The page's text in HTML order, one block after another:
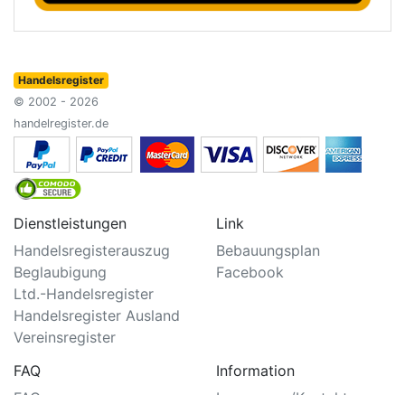
Handelsregister
© 2002 - 2026
handelregister.de
Dienstleistungen
Handelsregisterauszug
Beglaubigung
Ltd.-Handelsregister
Handelsregister Ausland
Vereinsregister
Link
Bebauungsplan
Facebook
FAQ
Information